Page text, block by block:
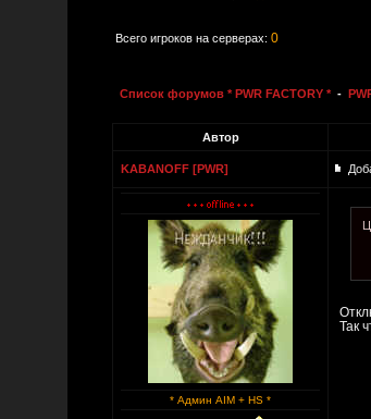
Всего игроков на серверах: 0
Список форумов * PWR FACTORY * -
Автор
KABANOFF [PWR]
* Админ AIM + HS *
Так